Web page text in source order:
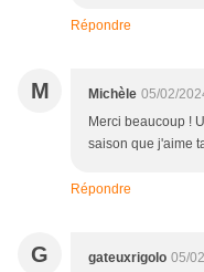
Répondre
M Michèle 05/02/
Merci beaucoup !
saison que j'aime
Répondre
G gateuxrigolo 05/